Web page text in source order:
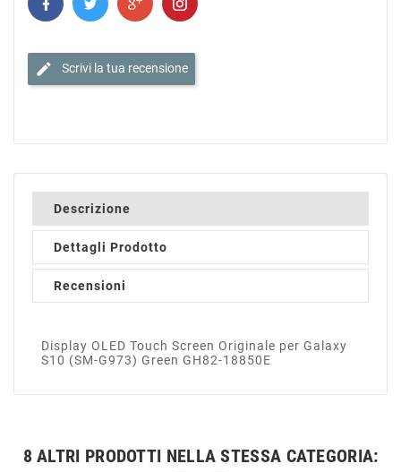
edit Scrivi la tua recensione
Descrizione
Dettagli Prodotto
Recensioni
Display OLED Touch Screen Originale per Galaxy
S10 (SM-G973) Green GH82-18850E
8 ALTRI PRODOTTI NELLA STESSA CATEGORIA: